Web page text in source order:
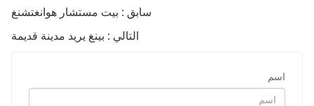
سابق : بيت مستشار هوانغتشنغ
التالي : بينغ يريد مدينة قديمة
اسم